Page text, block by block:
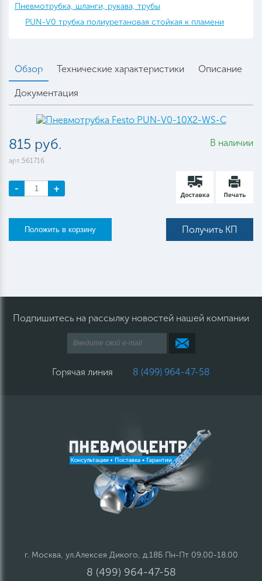
Пневмотрубка, шланги, рукава, трубы
PUN-V0 трубка полиуретановая стойкая к пламени
Обзор Технические характеристики Описание
Документация
815 руб.
арт.561716
В наличии
- +
Получить КП
Подпишитесь на рассылку новостей нашей компании
Горячая линия 8 (499) 964-47-58
г. Москва, ул.Алексея Дикого, д.18Б Пн-Пт 09.00-18.00
8 (499) 964-47-58